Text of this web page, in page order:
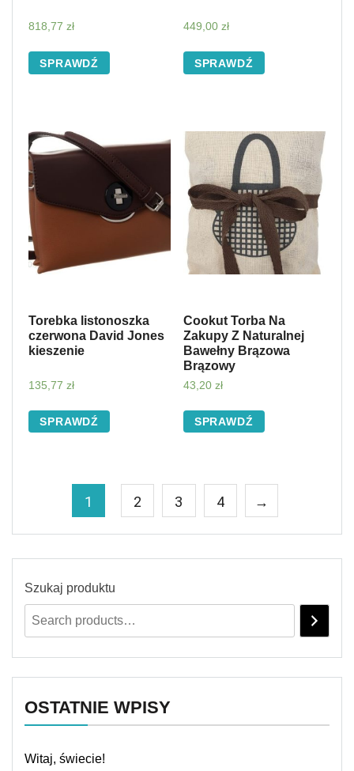
818,77 zł
SPRAWDŹ
449,00 zł
SPRAWDŹ
Torebka listonoszka
czerwona David Jones
kieszenie
135,77 zł
SPRAWDŹ
Cookut Torba Na
Zakupy Z Naturalnej
Bawełny Brązowa
Brązowy
43,20 zł
SPRAWDŹ
1 2 3 4 →
Szukaj produktu
OSTATNIE WPISY
Witaj, świecie!